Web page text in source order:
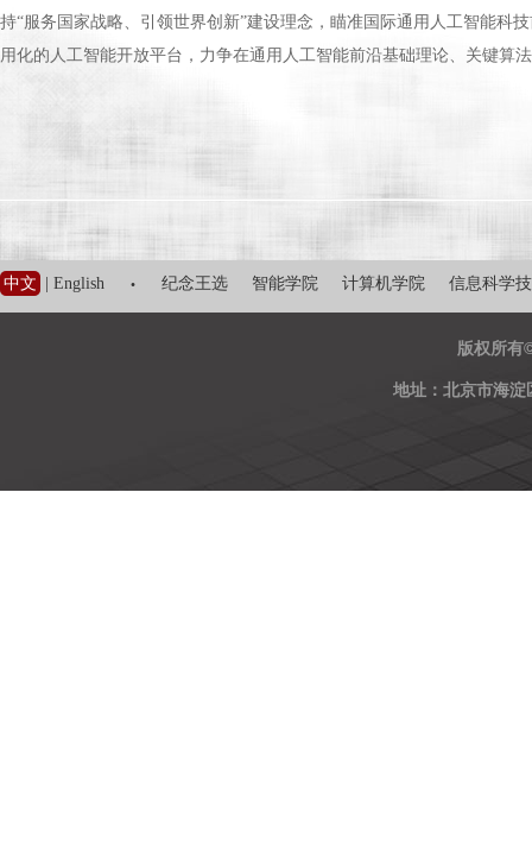
持“服务国家战略、引领世界创新”建设理念，瞄准国际通用人工智能科
用化的人工智能开放平台，力争在通用人工智能前沿基础理论、关键算
中文 English · 纪念王选 智能学院 计算机学院 信息科学
版权所有
地址：北京市海